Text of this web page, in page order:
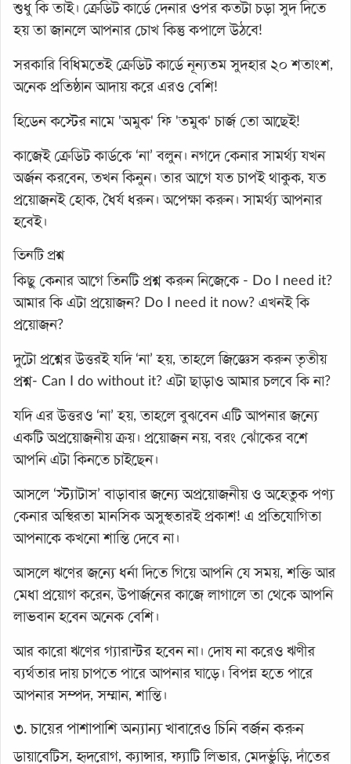
শুধু কি তাই। ক্রেডিট কার্ডে দেনার ওপর কতটা চড়া সুদ দিতে
হয় তা জানলে আপনার চোখ কিন্তু কপালে উঠবে!
সরকারি বিধিমতেই ক্রেডিট কার্ডে নূন্যতম সুদহার ২০ শতাংশ,
অনেক প্রতিষ্ঠান আদায় করে এরও বেশি!
হিডেন কস্টের নামে 'অমুক' ফি 'তমুক' চার্জ তো আছেই!
কাজেই ক্রেডিট কার্ডকে ‘না’ বলুন। নগদে কেনার সামর্থ্য যখন
অর্জন করবেন, তখন কিনুন। তার আগে যত চাপই থাকুক, যত
প্রয়োজনই হোক, ধৈর্য ধরুন। অপেক্ষা করুন। সামর্থ্য আপনার
হবেই।
তিনটি প্রশ্ন
কিছু কেনার আগে তিনটি প্রশ্ন করুন নিজেকে - Do I need it?
আমার কি এটা প্রয়োজন? Do I need it now? এখনই কি
প্রয়োজন?
দুটো প্রশ্নের উত্তরই যদি ‘না’ হয়, তাহলে জিজ্ঞেস করুন তৃতীয়
প্রশ্ন- Can I do without it? এটা ছাড়াও আমার চলবে কি না?
যদি এর উত্তরও ‘না’ হয়, তাহলে বুঝবেন এটি আপনার জন্যে
একটি অপ্রয়োজনীয় ক্রয়। প্রয়োজন নয়, বরং ঝোঁকের বশে
আপনি এটা কিনতে চাইছেন।
আসলে ‘স্ট্যাটাস’ বাড়াবার জন্যে অপ্রয়োজনীয় ও অহেতুক পণ্য
কেনার অস্থিরতা মানসিক অসুস্থতারই প্রকাশ! এ প্রতিযোগিতা
আপনাকে কখনো শান্তি দেবে না।
আসলে ঋণের জন্যে ধর্না দিতে গিয়ে আপনি যে সময়, শক্তি আর
মেধা প্রয়োগ করেন, উপার্জনের কাজে লাগালে তা থেকে আপনি
লাভবান হবেন অনেক বেশি।
আর কারো ঋণের গ্যারান্টর হবেন না। দোষ না করেও ঋণীর
ব্যর্থতার দায় চাপতে পারে আপনার ঘাড়ে। বিপন্ন হতে পারে
আপনার সম্পদ, সম্মান, শান্তি।
৩. চায়ের পাশাপাশি অন্যান্য খাবারেও চিনি বর্জন করুন
ডায়াবেটিস, হৃদরোগ, ক্যান্সার, ফ্যাটি লিভার, মেদভুঁড়ি, দাঁতের